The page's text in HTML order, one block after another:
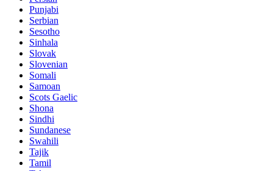
Punjabi
Serbian
Sesotho
Sinhala
Slovak
Slovenian
Somali
Samoan
Scots Gaelic
Shona
Sindhi
Sundanese
Swahili
Tajik
Tamil